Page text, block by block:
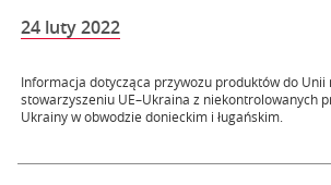
24 luty 2022
Informacja dotycząca przywozu produktów do Unii
stowarzyszeniu UE–Ukraina z niekontrolowanych
Ukrainy w obwodzie donieckim i ługańskim.